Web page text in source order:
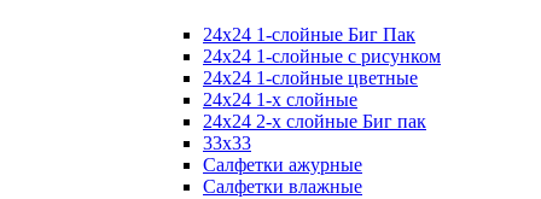
24х24 1-слойные Биг Пак
24х24 1-слойные с рисунком
24х24 1-слойные цветные
24х24 1-х слойные
24х24 2-х слойные Биг пак
33х33
Салфетки ажурные
Салфетки влажные